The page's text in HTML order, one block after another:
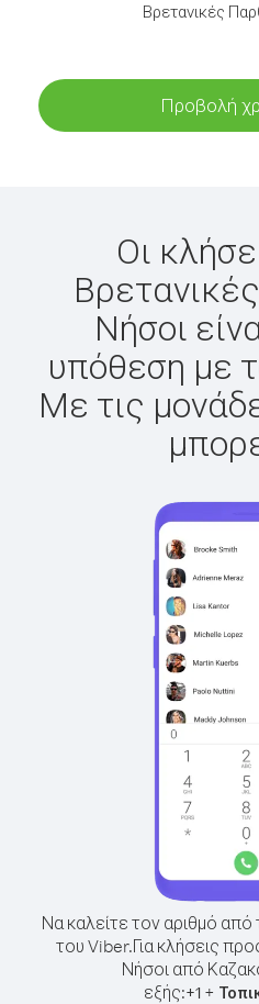
Βρετανικές
Προβολή
Οι
Νήσοι
υπόθεση με
Με τις
Να καλείτε τον αριθμό
του Viber.Για κλήσεις
Νήσοι από
εξής:+1+